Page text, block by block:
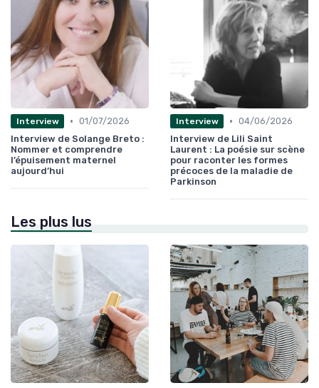
Interview • 01/07/2026
Interview de Solange Breto :
Nommer et comprendre
l’épuisement maternel
aujourd’hui
Interview • 04/06/2026
Interview de Lili Saint
Laurent : La poésie sur scène
pour raconter les formes
précoces de la maladie de
Parkinson
Les plus lus